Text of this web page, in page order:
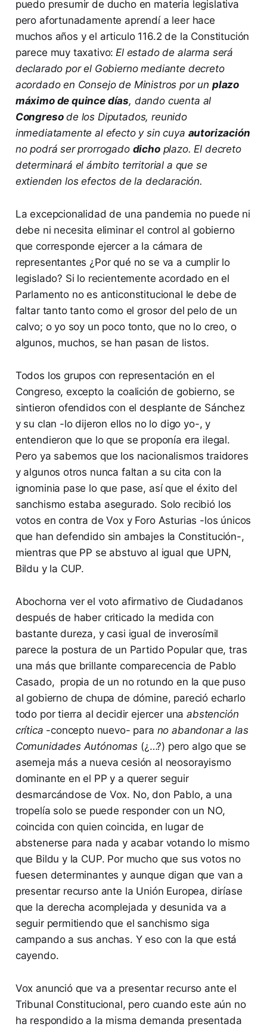
puedo presumir de ducho en materia legislativa
pero afortunadamente aprendí a leer hace
muchos años y el articulo 116.2 de la Constitución
parece muy taxativo: El estado de alarma será
declarado por el Gobierno mediante decreto
acordado en Consejo de Ministros por un plazo
máximo de quince días, dando cuenta al
Congresode los Diputados, reunido
inmediatamente al efecto y sin cuya autorización
no podrá ser prorrogado dichoplazo. El decreto
determinará el ámbito territorial a que se
extienden los efectos de la declaración.
La excepcionalidad de una pandemia no puede ni
debe ni necesita eliminar el control al gobierno
que corresponde ejercer a la cámara de
representantes ¿Por qué no se va a cumplir lo
legislado? Si lo recientemente acordado en el
Parlamento no es anticonstitucional le debe de
faltar tanto tanto como el grosor del pelo de un
calvo; o yo soy un poco tonto, que no lo creo, o
algunos, muchos, se han pasan de listos.
Todos los grupos con representación en el
Congreso, excepto la coalición de gobierno, se
sintieron ofendidos con el desplante de Sánchez
y su clan -lo dijeron ellos no lo digo yo-, y
entendieron que lo que se proponía era ilegal.
Pero ya sabemos que los nacionalismos traidores
y algunos otros nunca faltan a su cita con la
ignominia pase lo que pase, así que el éxito del
sanchismo estaba asegurado. Solo recibió los
votos en contra de Vox y Foro Asturias -los únicos
que han defendido sin ambajes la Constitución-,
mientras que PP se abstuvo al igual que UPN,
Bildu y la CUP.
Abochorna ver el voto afirmativo de Ciudadanos
después de haber criticado la medida con
bastante dureza, y casi igual de inverosímil
parece la postura de un Partido Popular que, tras
una más que brillante comparecencia de Pablo
Casado, propia de un no rotundo en la que puso
al gobierno de chupa de dómine, pareció echarlo
todo por tierra al decidir ejercer unaabstención
crítica -concepto nuevo- para no abandonar a las
Comunidades Autónomas (¿…?) pero algo que se
asemeja más a nueva cesión al neosorayismo
dominante en el PP y a querer seguir
desmarcándose de Vox. No, don Pablo, a una
tropelía solo se puede responder con un NO,
coincida con quien coincida, en lugar de
abstenerse para nada y acabar votando lo mismo
que Bildu y la CUP. Por mucho que sus votos no
fuesen determinantes y aunque digan que van a
presentar recurso ante la Unión Europea, diríase
que la derecha acomplejada y desunida va a
seguir permitiendo que el sanchismo siga
campando a sus anchas. Y eso con la que está
cayendo.
Vox anunció que va a presentar recurso ante el
Tribunal Constitucional, pero cuando este aún no
ha respondido a la misma demanda presentada